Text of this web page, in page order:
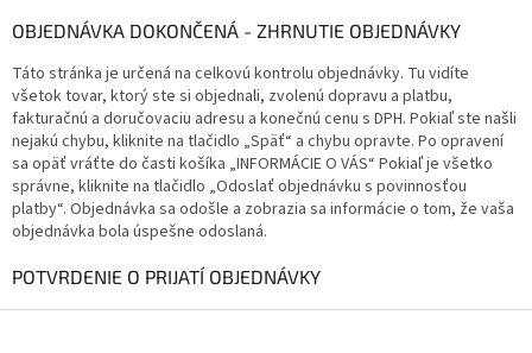
OBJEDNÁVKA DOKONČENÁ - ZHRNUTIE OBJEDNÁVKY
Táto stránka je určená na celkovú kontrolu objednávky. Tu vidíte
všetok tovar, ktorý ste si objednali, zvolenú dopravu a platbu,
fakturačnú a doručovaciu adresu a konečnú cenu s DPH. Pokiaľ ste našli
nejakú chybu, kliknite na tlačidlo „Späť“ a chybu opravte. Po opravení
sa opäť vráťte do časti košíka „INFORMÁCIE O VÁS“ Pokiaľ je všetko
správne, kliknite na tlačidlo „Odoslať objednávku s povinnosťou
platby“. Objednávka sa odošle a zobrazia sa informácie o tom, že vaša
objednávka bola úspešne odoslaná.
POTVRDENIE O PRIJATÍ OBJEDNÁVKY